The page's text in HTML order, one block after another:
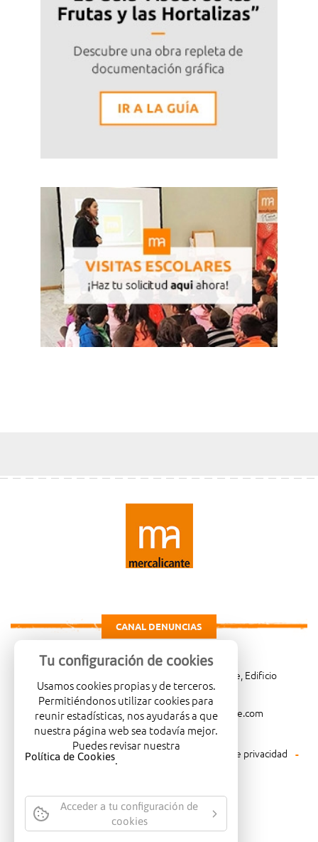
CANAL DENUNCIAS
Carretera de Madrid Km. 4, 03114 Alicante, Edificio
Administrativo, planta 3ª
966081001
merca@mercalicante.com
Aviso legal Política de cookies
Política de privacidad
Política medioambiental
EMPRESA CERTIFICADA CON EL
Tu configuración de cookies
Usamos cookies propias y de terceros.
Permitiéndonos utilizar cookies para
reunir estadísticas, nos ayudarás a que
nuestra página web sea todavía mejor.
Puedes revisar nuestra
Política de Cookies.
Acceder a tu configuración de
cookies